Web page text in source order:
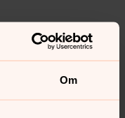
Om
sidans